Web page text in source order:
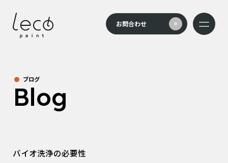
メニュ
お問合わせ
ブログ
Blog
バイオ洗浄の必要性